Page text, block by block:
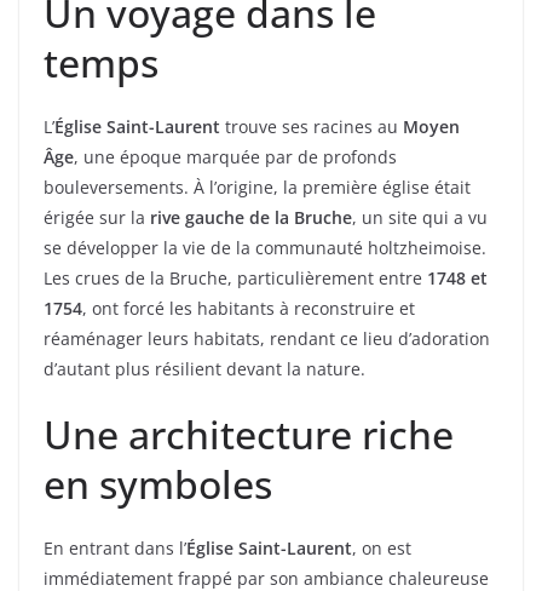
Un voyage dans le
temps
L’Église Saint-Laurent trouve ses racines au Moyen
Âge, une époque marquée par de profonds
bouleversements. À l’origine, la première église était
érigée sur la rive gauche de la Bruche, un site qui a vu
se développer la vie de la communauté holtzheimoise.
Les crues de la Bruche, particulièrement entre 1748 et
1754, ont forcé les habitants à reconstruire et
réaménager leurs habitats, rendant ce lieu d’adoration
d’autant plus résilient devant la nature.
Une architecture riche
en symboles
En entrant dans l’Église Saint-Laurent, on est
immédiatement frappé par son ambiance chaleureuse